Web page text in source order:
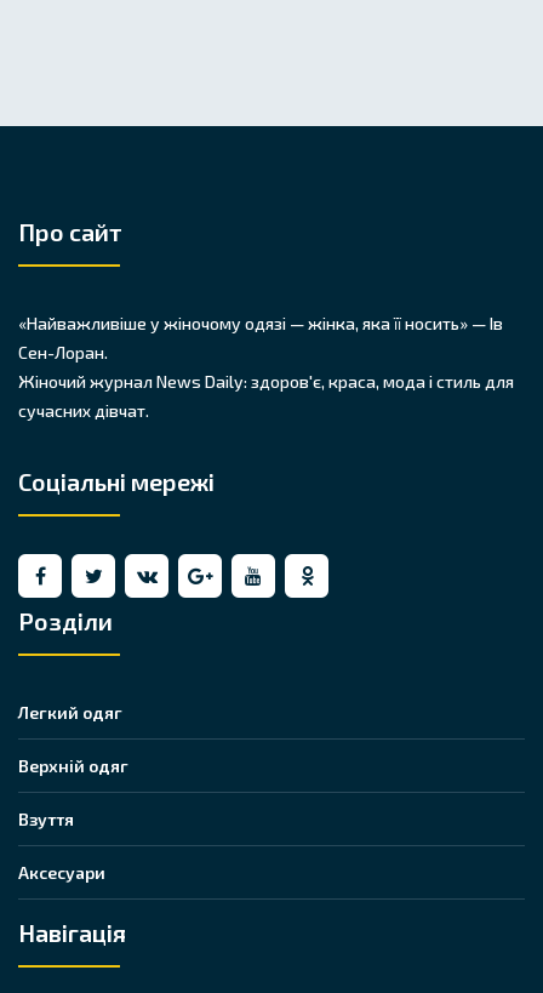
Про сайт
«Найважливіше у жіночому одязі — жінка, яка її носить» — Ів
Сен-Лоран.
Жіночий журнал News Daily: здоров'є, краса, мода і стиль для
сучасних дівчат.
Соціальні мережі
Розділи
Легкий одяг
Верхній одяг
Взуття
Аксесуари
Навігація